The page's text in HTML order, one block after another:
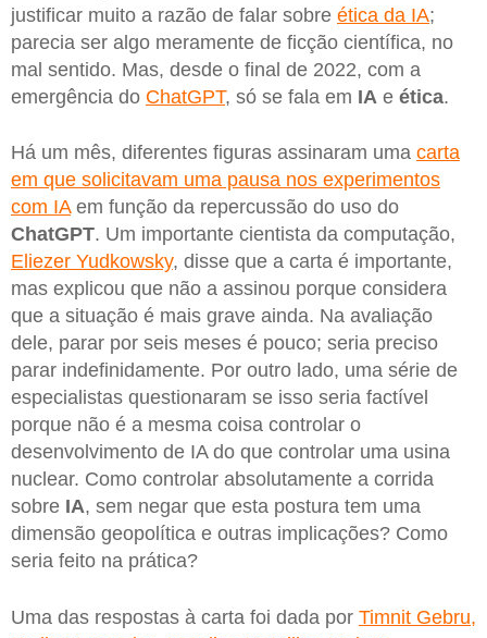
justificar muito a razão de falar sobre ética da IA;
parecia ser algo meramente de ficção científica, no
mal sentido. Mas, desde o final de 2022, com a
emergência do ChatGPT, só se fala em IA e ética.
Há um mês, diferentes figuras assinaram uma carta
em que solicitavam uma pausa nos experimentos
com IAem função da repercussão do uso do
ChatGPT. Um importante cientista da computação,
Eliezer Yudkowsky, disse que a carta é importante,
mas explicou que não a assinou porque considera
que a situação é mais grave ainda. Na avaliação
dele, parar por seis meses é pouco; seria preciso
parar indefinidamente. Por outro lado, uma série de
especialistas questionaram se isso seria factível
porque não é a mesma coisa controlar o
desenvolvimento de IA do que controlar uma usina
nuclear. Como controlar absolutamente a corrida
sobre IA, sem negar que esta postura tem uma
dimensão geopolítica e outras implicações? Como
seria feito na prática?
Uma das respostas à carta foi dada por Timnit Gebru,